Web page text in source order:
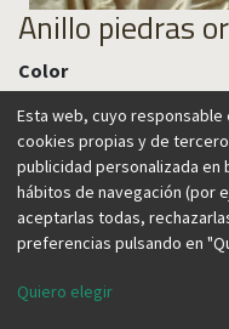
Anillo piedras
Color
85,00€
Esta web, cuyo responsable
cookies propias y de
publicidad personalizada en
hábitos de navegación (por
aceptarlas todas,
preferencias pulsando en
Quiero elegir